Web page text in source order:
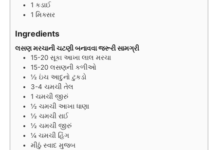
1 કડાઈ
1 મિક્સર
Ingredients
લસણ મરચાની ચટણી બનાવવા જરૂરી સામગ્રી
15-20 સૂકા આખા લાલ મરચા
15-20 લસણની કળીઓ
½ ઇંચ આદુનો ટુકડો
3-4 ચમચી તેલ
1 ચમચી જીરું
½ ચમચી આખા ધાણા
½ ચમચી રાઈ
½ ચમચી જીરું
¼ ચમચી હિંગ
મીઠું સ્વાદ મુજબ